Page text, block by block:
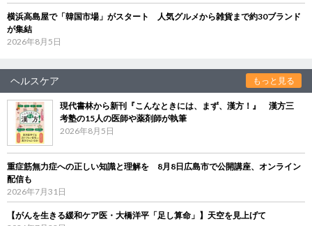
横浜高島屋で「韓国市場」がスタート 人気グルメから雑貨まで約30ブランド
が集結
2026年8月5日
ヘルスケア もっと見る
現代書林から新刊『こんなときには、まず、漢方！』 漢方三
考塾の15人の医師や薬剤師が執筆
2026年8月5日
重症筋無力症への正しい知識と理解を 8月8日広島市で公開講座、オンライン
配信も
2026年7月31日
【がんを生きる緩和ケア医・大橋洋平「足し算命」】天空を見上げて